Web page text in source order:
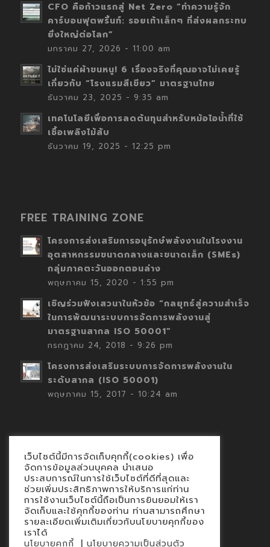
CFO คือก้าวแรกสู่ Net Zero “ทำความรู้จัก
คาร์บอนฟุตพริ้นท์: รอยเท้าเล็กๆ ที่ส่งผลกระทบ
ยิ่งใหญ่ต่อโลก”
มกราคม 27, 2026 - 11:00 am
ไม่ใช่แค่ผ้าขนหนู! 6 เรื่องจริงที่คุณอาจไม่เคยรู้
เกี่ยวกับ “โรงแรมสีเขียว” มาตรฐานไทย
ธันวาคม 23, 2025 - 9:35 am
เทคโนโลยีเพื่อการลดต้นทุนสำหรับหม้อไอน้ำที่ใช้
เชื้อเพลิงไม้สับ
ธันวาคม 19, 2025 - 12:25 pm
FREE TRAINING ZONE
โครงการส่งเสริมการอนุรักษ์พลังงานในโรงงาน
อุตสาหกรรมขนาดกลางและขนาดเล็ก (SMEs)
กลุ่มภาคตะวันออกตอนล่าง
พฤษภาคม 15, 2020 - 1:55 pm
เชิญร่วมฟังเสวนาในหัวข้อ “กลยุทธ์สู่ความสำเร็จ
ในการพัฒนาระบบการจัดการพลังงานสู่
มาตรฐานสากล ISO 50001”
กรกฎาคม 24, 2018 - 9:26 pm
โครงการส่งเสริมระบบการจัดการพลังงานใน
ระดับสากล (ISO 50001)
พฤษภาคม 15, 2017 - 10:24 am
Contact
นโยบายคุกกี้
นโยบายข้อมูลส่วนบุคคล
เว็บไซต์นี้มีการจัดเก็บคุกกี้(cookies) เพื่อ
จัดการข้อมูลส่วนบุคคล นำเสนอ
ประสบการณ์ในการใช้เว็บไซต์ที่ดีที่สุดและ
ช่วยเพิ่มประสิทธิภาพการให้บริการแก่ท่าน
การใช้งานเว็บไซต์นี้ถือเป็นการยินยอมให้เรา
จัดเก็บและใช้คุกกี้ของท่าน ท่านสามารถศึกษา
รายละเอียดเพิ่มเติมเกี่ยวกับนโยบายคุกกี้ของ
เราได้
นโยบายคุกกี้ | นโยบายความเป็นส่วนตัว